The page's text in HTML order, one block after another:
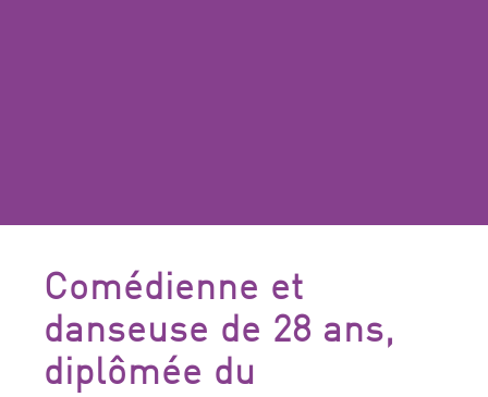
Comédienne et
danseuse de 28 ans,
diplômée du